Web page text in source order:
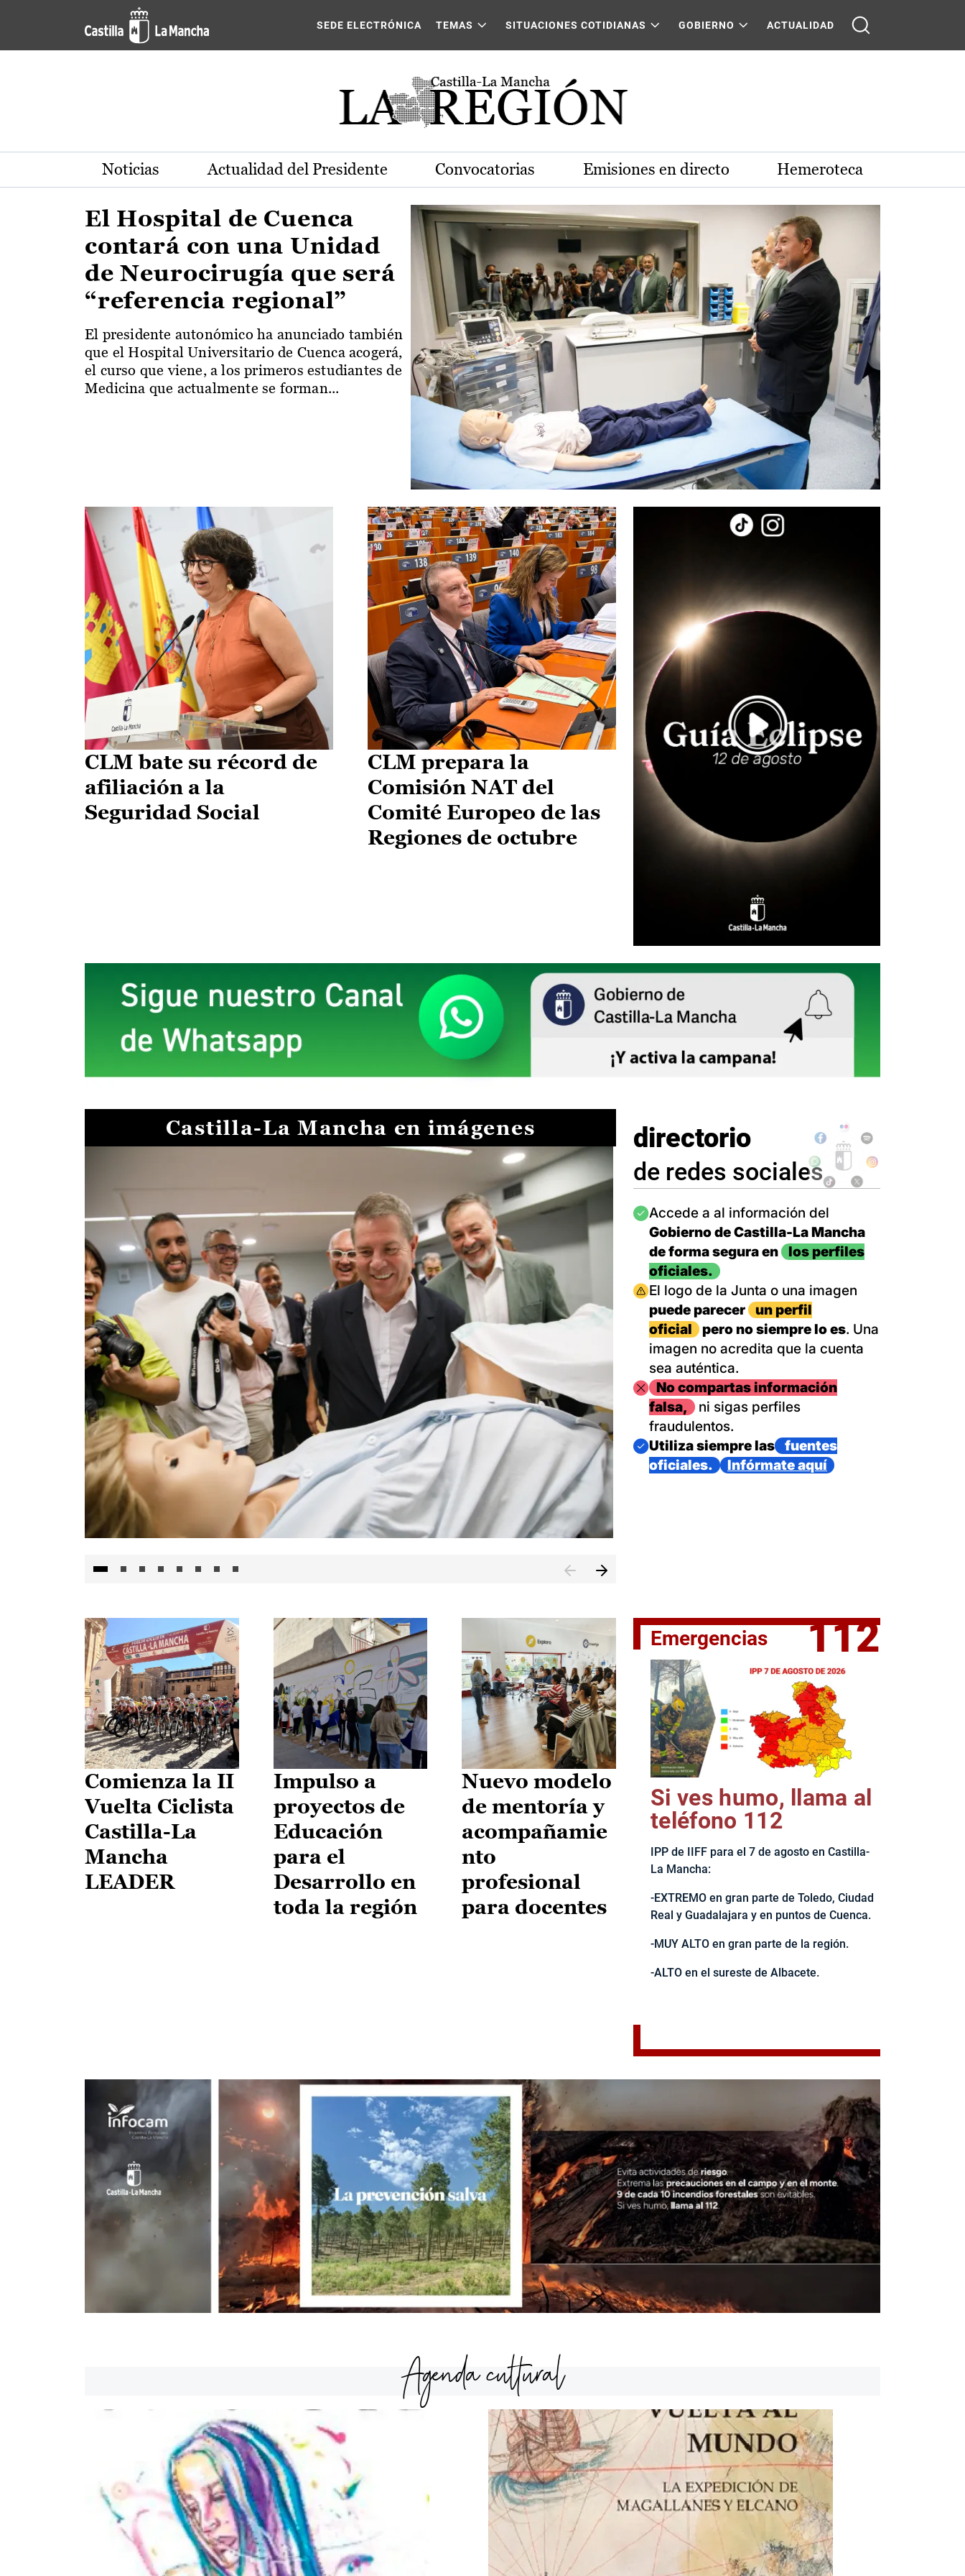
Pasar al contenido principal
Actualidad de la región de Castilla-La Mancha
SEDE ELECTRÓNICA TEMAS SITUACIONES COTIDIANAS GOBIERNO ACTUALIDAD
Noticias Actualidad del Presidente Convocatorias Emisiones en directo Hemeroteca
El Hospital de Cuenca
contará con una Unidad
de Neurocirugía que será
“referencia regional”
El presidente autonómico ha anunciado también
que el Hospital Universitario de Cuenca acogerá,
el curso que viene, a los primeros estudiantes de
Medicina que actualmente se forman...
CLM bate su récord de
afiliación a la
Seguridad Social
CLM prepara la
Comisión NAT del
Comité Europeo de las
Regiones de octubre
Castilla-La Mancha en imágenes
El jefe del Ejecutivo castellanomanchego, Emiliano García-
directorio
de redes sociales
Imagen
Accede a al información del
Gobierno de Castilla-La Mancha
de forma segura en
los perfiles
oficiales.
Imagen
El logo de la Junta o una imagen
puede parecer
un perfil
oficial
pero no siempre lo es. Una
imagen no acredita que la cuenta
sea auténtica.
ImagenNo compartas información
falsa,
ni sigas perfiles
fraudulentos.
Imagen
Utiliza siempre las
fuentes
oficiales.
Infórmate aquí
Comienza la II
Vuelta Ciclista
Castilla-La
Mancha
LEADER
Impulso a
proyectos de
Educación
para el
Desarrollo en
toda la región
Nuevo modelo
de mentoría y
acompañamie
nto
profesional
para docentes
Emergencias 112
Si ves humo, llama al
teléfono 112
IPP de IIFF para el 7 de agosto en Castilla-
La Mancha:
-EXTREMO en gran parte de Toledo, Ciudad
Real y Guadalajara y en puntos de Cuenca.
-MUY ALTO en gran parte de la región.
-ALTO en el sureste de Albacete.
Agenda cultural